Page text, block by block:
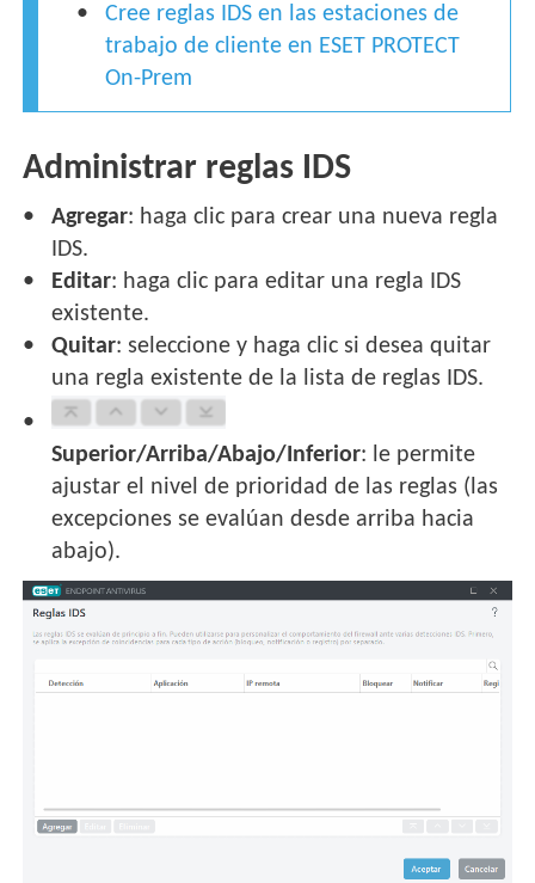
Cree reglas IDS en las estaciones de
trabajo de cliente en ESET PROTECT
On-Prem
Administrar reglas IDS
Agregar: haga clic para crear una nueva regla
IDS.
Editar: haga clic para editar una regla IDS
existente.
Quitar: seleccione y haga clic si desea quitar
una regla existente de la lista de reglas IDS.
Superior/Arriba/Abajo/Inferior: le permite
ajustar el nivel de prioridad de las reglas (las
excepciones se evalúan desde arriba hacia
abajo).